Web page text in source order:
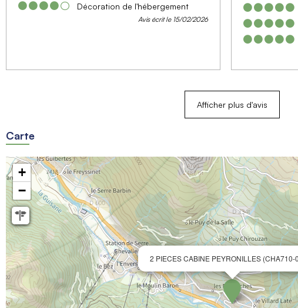
Décoration de l'hébergement
Avis écrit le 15/02/2026
Afficher plus d'avis
Carte
2 PIECES CABINE PEYRONILLES (CHA710-
+
−